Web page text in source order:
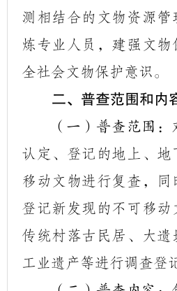
测相结合的文物资源管
炼专业人员，建强文物
全社会文物保护意识。
二、普查范围和内
（一）普查范围：
认定、登记的地上、地
移动文物进行复查，同
登记新发现的不可移动
传统村落古民居、大遗
工业遗产等进行调查登